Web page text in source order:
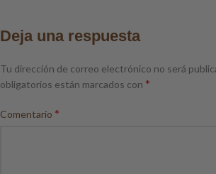
Deja una respuesta
Tu dirección de correo electrónico no será
obligatorios están marcados con *
Comentario *